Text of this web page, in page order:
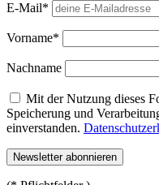
E-Mail*
Vorname*
Nachname
Mit der Nutzung dieses
Speicherung und
einverstanden.